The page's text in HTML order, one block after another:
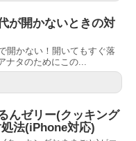
が開かないときの対
開かない！開いてもすぐ落
ナタのためにこの...
んゼリー(クッキング
法(iPhone対応)